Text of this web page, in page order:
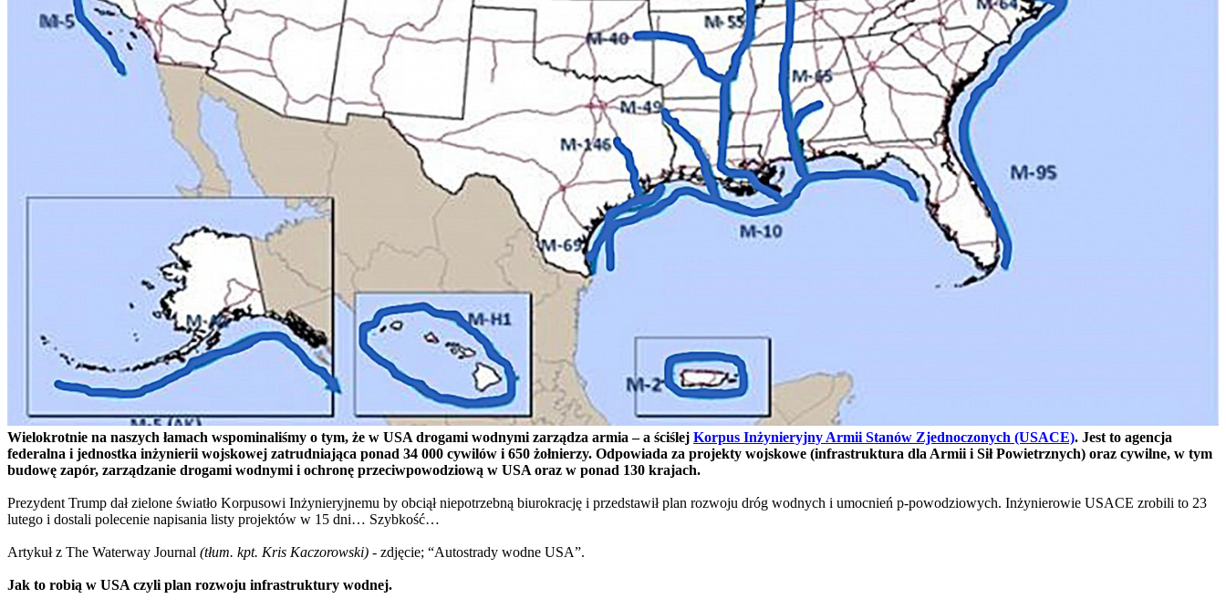
Wielokrotnie na naszych łamach wspominaliśmy o tym, że w USA drogami wodnymi zarządza armia – a ściślej Korpus Inżynieryjny Armii Stanów Zjednoczonych (USACE). Jest to agencja
federalna i jednostka inżynierii wojskowej zatrudniająca ponad 34 000 cywilów i 650 żołnierzy. Odpowiada za projekty wojskowe (infrastruktura dla Armii i Sił Powietrznych) oraz cywilne, w tym
budowę zapór, zarządzanie drogami wodnymi i ochronę przeciwpowodziową w USA oraz w ponad 130 krajach.
Prezydent Trump dał zielone światło Korpusowi Inżynieryjnemu by obciął niepotrzebną biurokrację i przedstawił plan rozwoju dróg wodnych i umocnień p-powodziowych. Inżynierowie USACE zrobili to 23
lutego i dostali polecenie napisania listy projektów w 15 dni… Szybkość…
Artykuł z The Waterway Journal (tłum. kpt. Kris Kaczorowski) - zdjęcie; “Autostrady wodne USA”.
Jak to robią w USA czyli plan rozwoju infrastruktury wodnej.